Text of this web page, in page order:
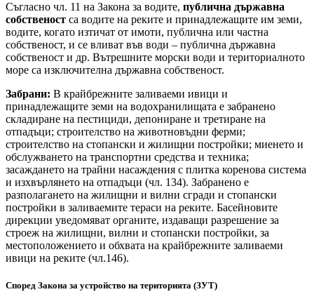
Съгласно чл. 11 на Закона за водите, публична държавна
собственост са водите на реките и принадлежащите им земи,
водите, когато изтичат от имоти, публична или частна
собственост, и се вливат във води – публична държавна
собственост и др. Вътрешните морски води и териториалното
море са изключителна държавна собственост.
Забрани: В крайбрежните заливаеми ивици и
принадлежащите земи на водохранилищата е забранено
складиране на пестициди, депониране и третиране на
отпадъци; строителство на животновъдни ферми;
строителство на стопански и жилищни постройки; миенето и
обслужването на транспортни средства и техника;
засаждането на трайни насаждения с плитка коренова система
и изхвърлянето на отпадъци (чл. 134). Забранено е
разполагането на жилищни и вилни сгради и стопански
постройки в заливаемите тераси на реките. Басейновите
дирекции уведомяват органите, издаващи разрешение за
строеж на жилищни, вилни и стопански постройки, за
местоположението и обхвата на крайбрежните заливаеми
ивици на реките (чл.146).
Според Закона за устройство на територията (ЗУТ)